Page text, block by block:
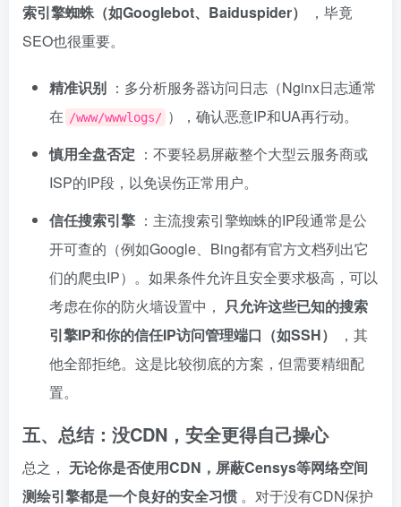
索引擎蜘蛛（如Googlebot、Baiduspider）
，毕竟
SEO也很重要。
精准识别 ：多分析服务器访问日志（Nginx日志通常
在 /www/wwwlogs/ ），确认恶意IP和UA再行动。
慎用全盘否定 ：不要轻易屏蔽整个大型云服务商或
ISP的IP段，以免误伤正常用户。
信任搜索引擎 ：主流搜索引擎蜘蛛的IP段通常是公
开可查的（例如Google、Bing都有官方文档列出它
们的爬虫IP）。如果条件允许且安全要求极高，可以
考虑在你的防火墙设置中， 只允许这些已知的搜索
引擎IP和你的信任IP访问管理端口（如SSH）
，其
他全部拒绝。这是比较彻底的方案，但需要精细配
置。
五、总结：没CDN，安全更得自己操心
总之， 无论你是否使用CDN，屏蔽Censys等网络空间
测绘引擎都是一个良好的安全习惯 。对于没有CDN保护